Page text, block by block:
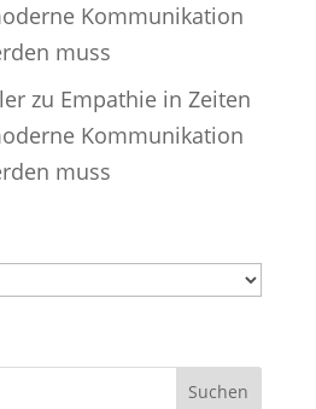
Kommunikation
muss
zu Empathie in Zeiten
Kommunikation
muss